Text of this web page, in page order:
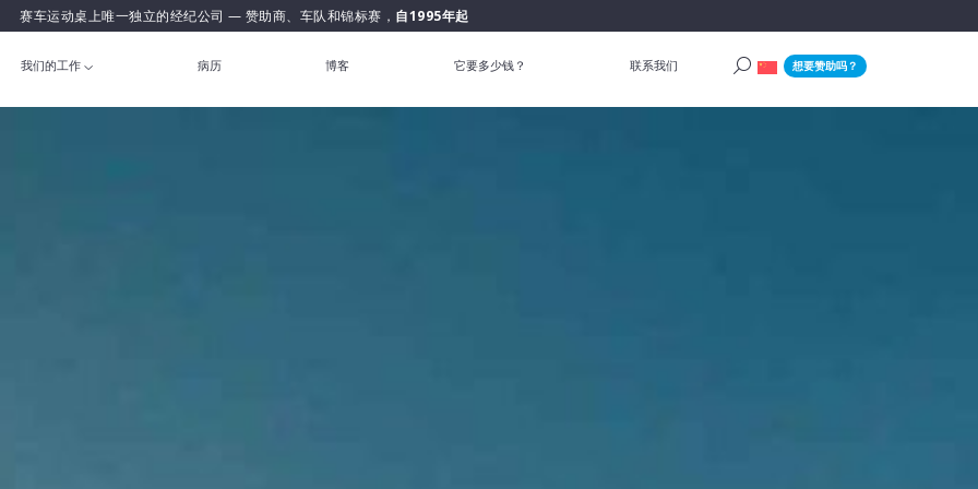
赛车运动桌上唯一独立的经纪公司 — 赞助商、车队和锦标赛， 自1995年起
我们的工作 病历 博客 它要多少钱？ 联系我们 想要赞助吗？